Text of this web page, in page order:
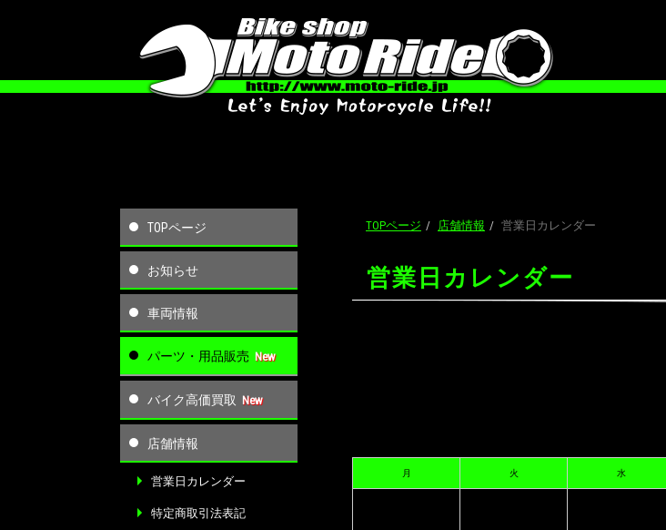
TOPページ
お知らせ
車両情報
パーツ・用品販売
バイク高価買取
店舗情報
営業日カレンダー
特定商取引法表記
TOPページ 店舗情報 営業日カレンダー
営業日カレンダー
月 火 水